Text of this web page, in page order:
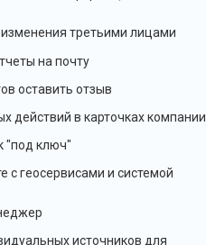
третьими лицами
на почту
оставить отзыв
действий в карточках компании
"под ключ"
с геосервисами и системой
источников для